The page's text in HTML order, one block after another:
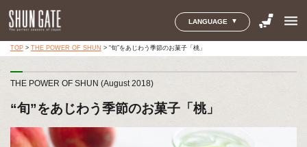
LANGUAGE menu
TOP> THE POWER OF SHUN > “旬”をあじわう季節のお菓子「桃」
THE POWER OF SHUN (August 2018)
“旬”をあじわう季節のお菓子「桃」